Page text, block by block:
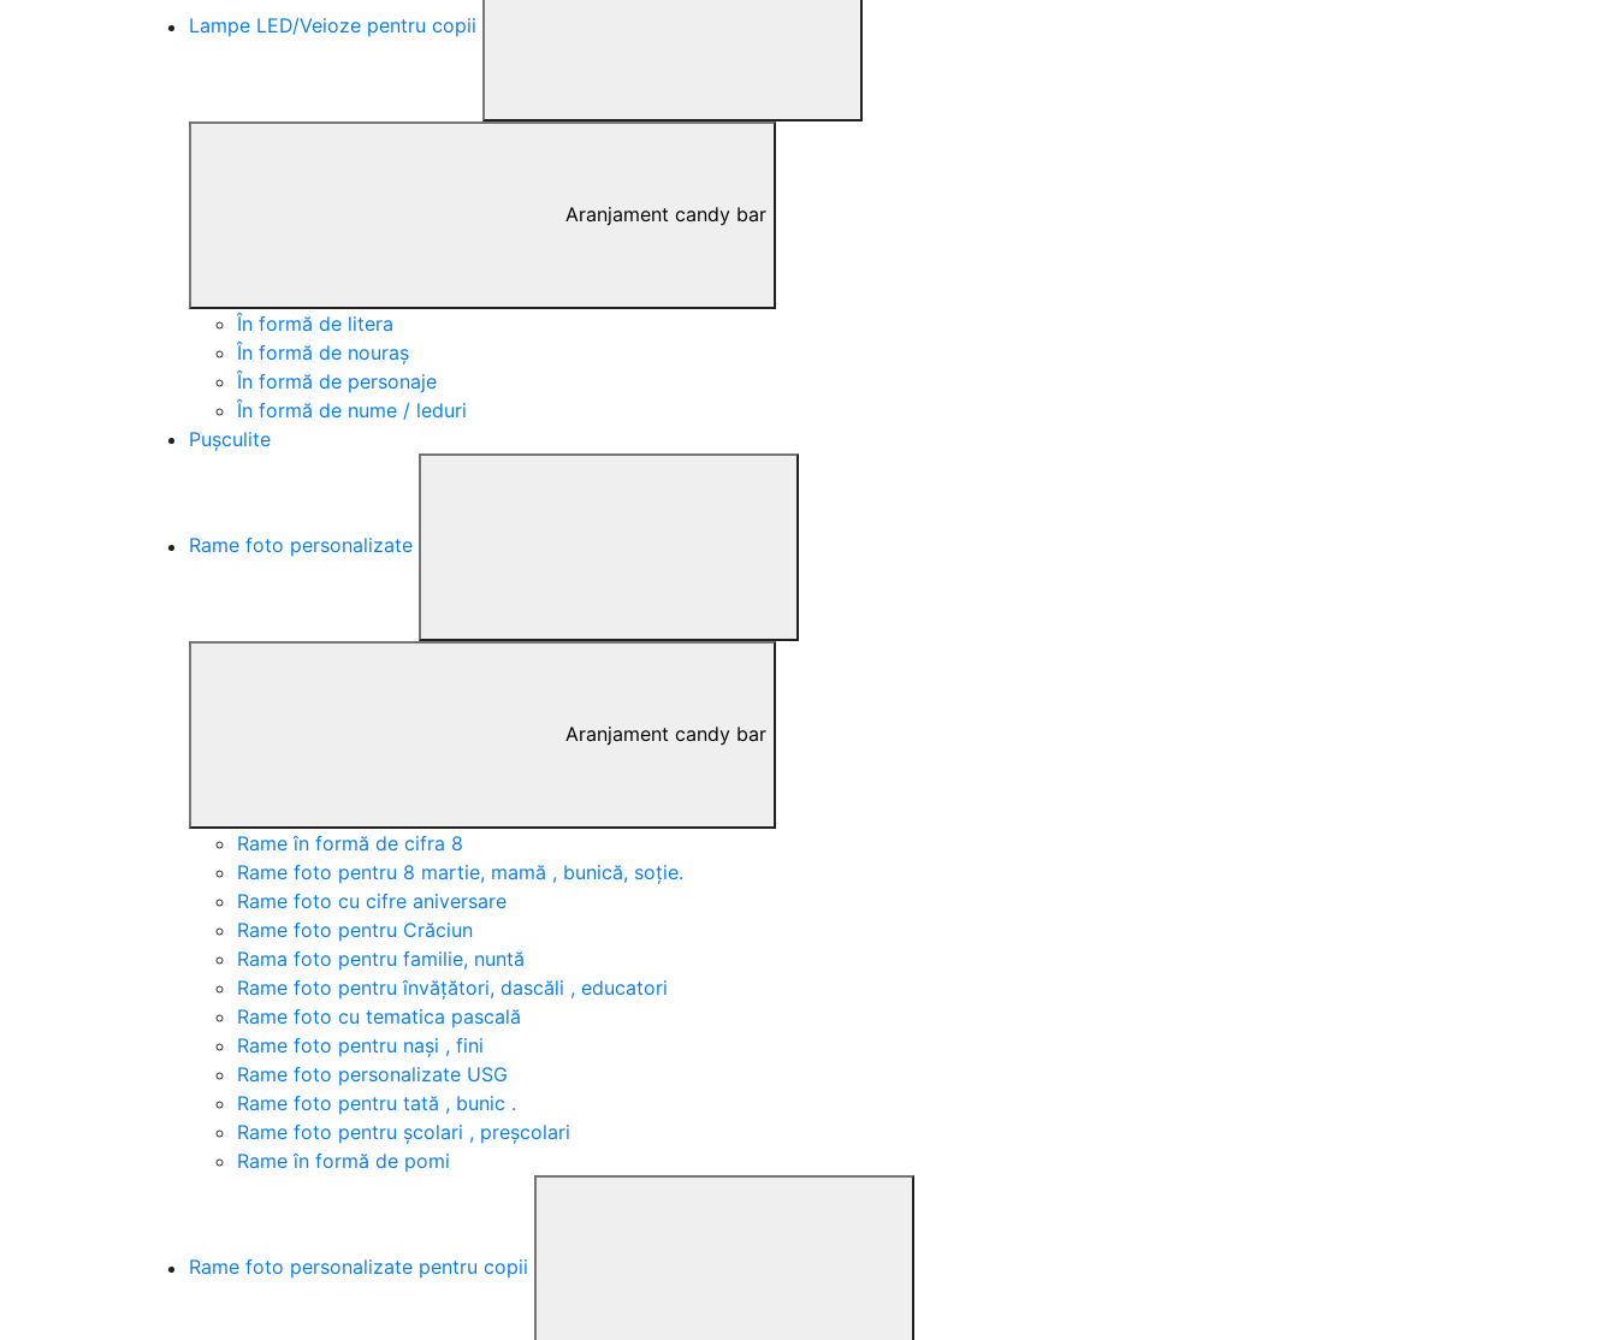
Lampe LED/Veioze pentru copii
Aranjament candy bar
În formă de litera
În formă de nouraș
În formă de personaje
În formă de nume / leduri
Pușculite
Rame foto personalizate
Aranjament candy bar
Rame în formă de cifra 8
Rame foto pentru 8 martie, mamă , bunică, soție.
Rame foto cu cifre aniversare
Rame foto pentru Crăciun
Rama foto pentru familie, nuntă
Rame foto pentru învățători, dascăli , educatori
Rame foto cu tematica pascală
Rame foto pentru nași , fini
Rame foto personalizate USG
Rame foto pentru tată , bunic .
Rame foto pentru școlari , preșcolari
Rame în formă de pomi
Rame foto personalizate pentru copii